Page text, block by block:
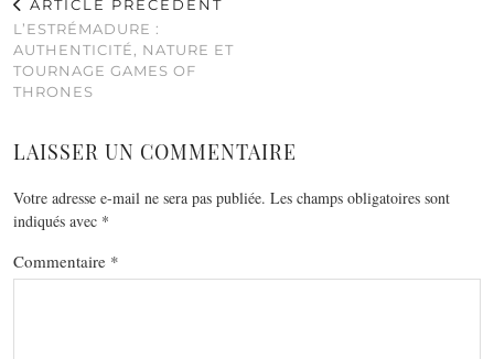
ARTICLE PRÉCÉDENT
L’ESTRÉMADURE :
AUTHENTICITÉ, NATURE ET
TOURNAGE GAMES OF
THRONES
LAISSER UN COMMENTAIRE
Votre adresse e-mail ne sera pas publiée. Les champs obligatoires sont
indiqués avec *
Commentaire *